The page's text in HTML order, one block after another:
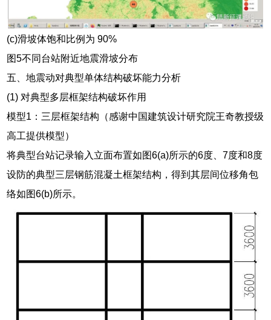
(c)滑坡体饱和比例为 90%
图5不同台站附近地震滑坡分布
五、地震动对典型单体结构破坏能力分析
(1) 对典型多层框架结构破坏作用
模型1：三层框架结构（感谢中国建筑设计研究院王奇教授级
高工提供模型）
将典型台站记录输入立面布置如图6(a)所示的6度、7度和8度
设防的典型三层钢筋混凝土框架结构，得到其层间位移角包
络如图6(b)所示。